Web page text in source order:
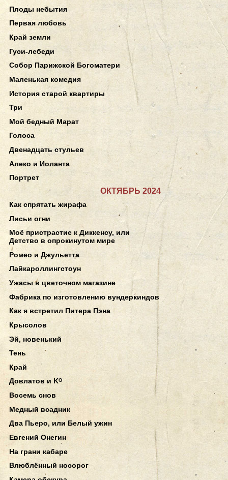
Плоды небытия
Первая любовь
Край земли
Гуси-лебеди
Собор Парижской Богоматери
Маленькая комедия
История старой квартиры
Три
Мой бедный Марат
Голоса
Двенадцать стульев
Алеко и Иоланта
Портрет
ОКТЯБРЬ 2024
Как спрятать жирафа
Лисьи огни
Моё пристрастие к Диккенсу, или
Детство в опрокинутом мире
Ромео и Джульетта
Лайкароллингстоун
Ужасы в цветочном магазине
Фабрика по изготовлению вундеркиндов
Как я встретил Питера Пэна
Крысолов
Эй, новенький
Тень
Край
Довлатов и Kᴼ
Восемь снов
Медный всадник
Два Пьеро, или Белый ужин
Евгений Онегин
На грани кабаре
Влюблённый носорог